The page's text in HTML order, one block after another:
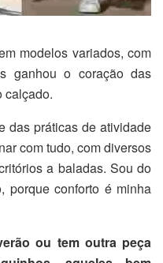
modelos variados, com
ganhou o coração das
calçado.
das práticas de atividade
com tudo, com diversos
a baladas. Sou do
porque conforto é minha
ou tem outra peça